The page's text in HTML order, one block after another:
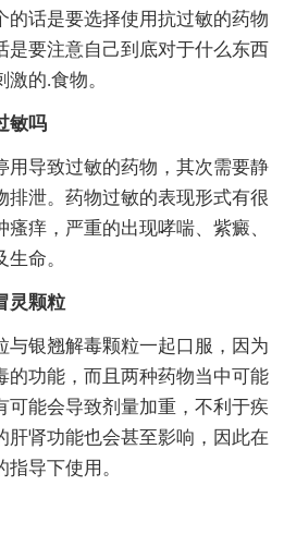
的话是要选择使用抗过敏的药物
是要注意自己到底对于什么东西
的.食物。
敏吗
用导致过敏的药物，其次需要静
排泄。药物过敏的表现形式有很
痒，严重的出现哮喘、紫癜、
命。
灵颗粒
与银翘解毒颗粒一起口服，因为
的功能，而且两种药物当中可能
可能会导致剂量加重，不利于疾
肝肾功能也会甚至影响，因此在
导下使用。